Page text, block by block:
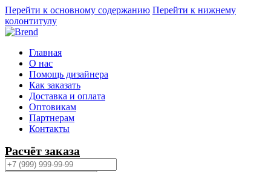
Перейти к основному содержанию Перейти к нижнему
колонтитулу
Главная
О нас
Помощь дизайнера
Как заказать
Доставка и оплата
Оптовикам
Партнерам
Контакты
Расчёт заказа